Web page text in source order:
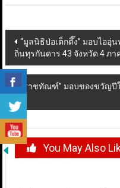
Post
navigation
“มูลนิธิป่อเต็กตึ๊ง” มอบไออุ่
ถิ่นทุรกันดาร 43 จังหวัด 4 ภา
“ราชทัณฑ์” มอบของขวัญปี
You May Also